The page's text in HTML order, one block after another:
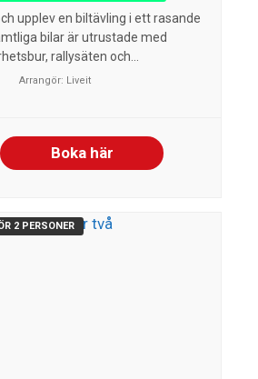
upplev en biltävling i ett rasande
bilar är utrustade med
rallysäten och...
Arrangör: Liveit
Boka här
2 PERSONER